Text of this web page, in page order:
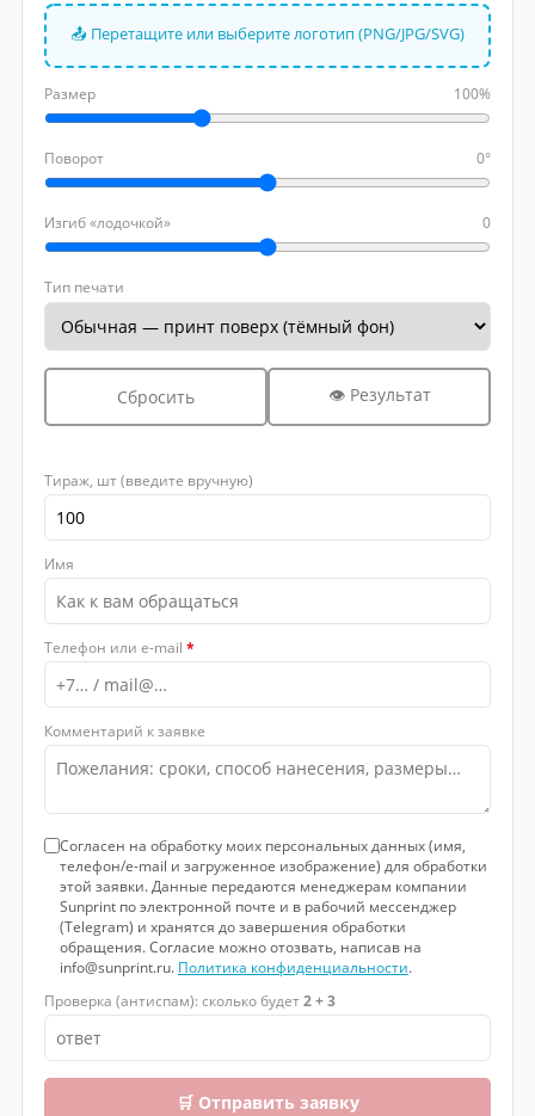
📤 Перетащите или выберите логотип (PNG/JPG/SVG)
Размер 100%
Поворот 0°
Изгиб «лодочкой» 0
Тип печати
Сбросить 👁 Результат
Тираж, шт (введите вручную)
Имя
Телефон или e-mail *
Комментарий к заявке
Согласен на обработку моих персональных данных (имя,
телефон/e-mail и загруженное изображение) для обработки
этой заявки. Данные передаются менеджерам компании
Sunprint по электронной почте и в рабочий мессенджер
(Telegram) и хранятся до завершения обработки
обращения. Согласие можно отозвать, написав на
info@sunprint.ru. Политика конфиденциальности.
Проверка (антиспам): сколько будет2 + 3
🛒 Отправить заявку